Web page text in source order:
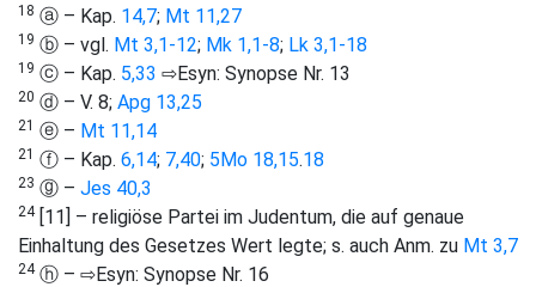
18 ⓐ – Kap. 14,7; Mt 11,27
19 ⓑ – vgl. Mt 3,1-12; Mk 1,1-8; Lk 3,1-18
19 ⓒ – Kap. 5,33 ⇨Esyn: Synopse Nr. 13
20 ⓓ – V. 8; Apg 13,25
21 ⓔ – Mt 11,14
21 ⓕ – Kap. 6,14; 7,40; 5Mo 18,15.18
23 ⓖ – Jes 40,3
24[11] – religiöse Partei im Judentum, die auf genaue
Einhaltung des Gesetzes Wert legte; s. auch Anm. zu Mt 3,7
24ⓗ – ⇨Esyn: Synopse Nr. 16